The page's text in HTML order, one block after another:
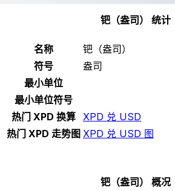
钯（盎司） 统计
名称
钯（盎司）
符号
盎司
最小单位
最小单位符号
热门 XPD 换算 XPD 兑 USD
热门 XPD 走势图 XPD 兑 USD 图
钯（盎司） 概况